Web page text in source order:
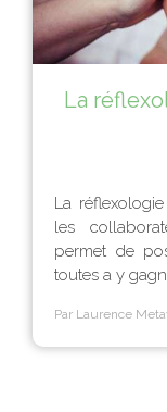
La
La
les
permet de
toutes a y
Par Laurence